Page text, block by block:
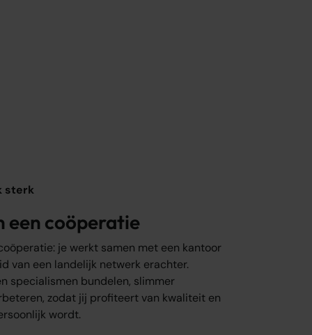
sterk
een coöperatie
je werkt samen met een kantoor
van een landelijk netwerk erachter.
specialismen bundelen, slimmer
zodat jij profiteert van kwaliteit en
wordt.